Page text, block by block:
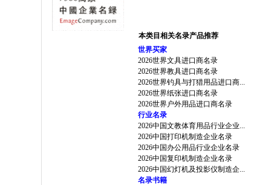
本类目相关名录产品推荐
世界买家
2026世界文具进口商名录
2026世界教具进口商名录
2026世界钓具与打猎用品进口商...
2026世界纸张进口商名录
2026世界户外用品进口商名录
行业名录
2026中国文教体育用品行业企业...
2026中国打印机制造企业名录
2026中国办公用品行业企业名录
2026中国复印机制造企业名录
2026中国幻灯机及投影仪制造企...
名录书籍